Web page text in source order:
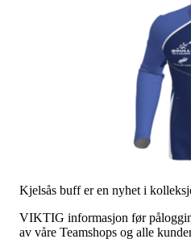
Kjelsås buff er en nyhet i
VIKTIG informasjon før
av våre Teamshops og alle